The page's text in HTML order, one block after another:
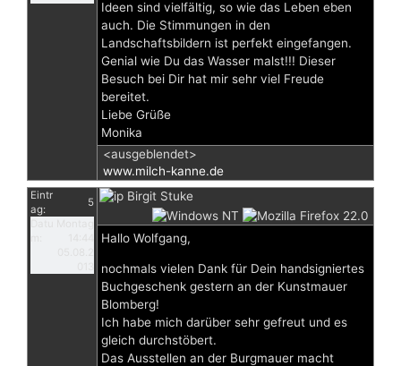
Ideen sind vielfältig, so wie das Leben eben
auch. Die Stimmungen in den
Landschaftsbildern ist perfekt eingefangen.
Genial wie Du das Wasser malst!!! Dieser
Besuch bei Dir hat mir sehr viel Freude
bereitet.
Liebe Grüße
Monika
<ausgeblendet>
www.milch-kanne.de
Eintr
ag:
5
Birgit Stuke
Hallo Wolfgang,
nochmals vielen Dank für Dein handsigniertes
Buchgeschenk gestern an der Kunstmauer
Blomberg!
Ich habe mich darüber sehr gefreut und es
gleich durchstöbert.
Das Ausstellen an der Burgmauer macht